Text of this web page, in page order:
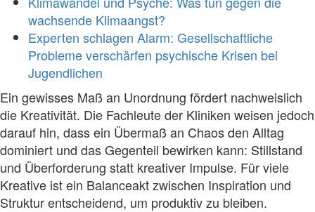
wachsende Klimaangst?
Experten schlagen Alarm: Gesellschaftliche
Probleme verschärfen psychische Krisen bei
Jugendlichen
Ein gewisses Maß an Unordnung fördert nachweislich
die Kreativität. Die Fachleute der Kliniken weisen jedoch
darauf hin, dass ein Übermaß an Chaos den Alltag
dominiert und das Gegenteil bewirken kann: Stillstand
und Überforderung statt kreativer Impulse. Für viele
Kreative ist ein Balanceakt zwischen Inspiration und
Struktur entscheidend, um produktiv zu bleiben.